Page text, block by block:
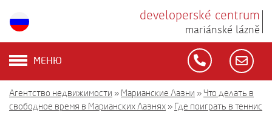
developerské centrum
mariánské lázně
МЕНЮ
Агентство недвижимости » Марианские Лазни » Что делать в
свободное время в Марианских Лазнях » Где поиграть в теннис